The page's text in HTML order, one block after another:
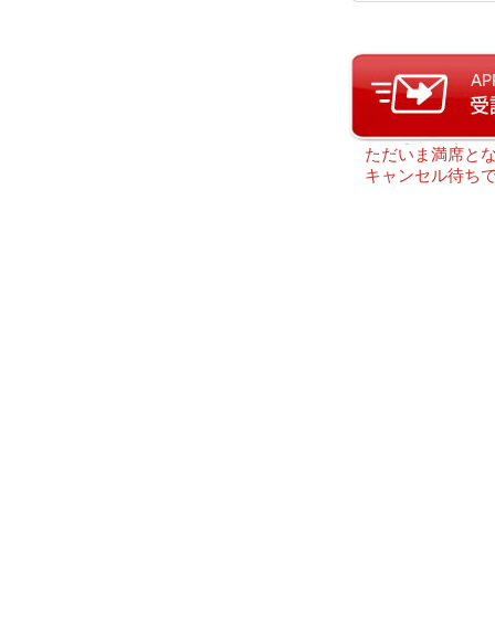
ただいま満席と
キャンセル待ち